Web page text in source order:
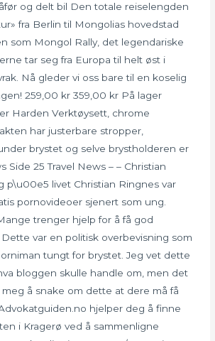
og delt bil Den totale reiselengden
fra Berlin til Mongolias hovedstad
som Mongol Rally, det legendariske
tar seg fra Europa til helt øst i
Nå gleder vi oss bare til en koselig
259,00 kr 359,00 kr På lager
Harden Verktøysett, chrome
har justerbare stropper,
brystet og selve brystholderen er
Side 25 Travel News – – Christian
p\u00e5 livet Christian Ringnes var
pornovideoer sjenert som ung.
trenger hjelp for å få god
var en politisk overbevisning som
tungt for brystet. Jeg vet dette
bloggen skulle handle om, men det
å snake om dette at dere må få
hjelper deg å finne
i Kragerø ved å sammenligne